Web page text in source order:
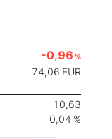
-0,96 %
74,06 EUR
10,63
0,04 %